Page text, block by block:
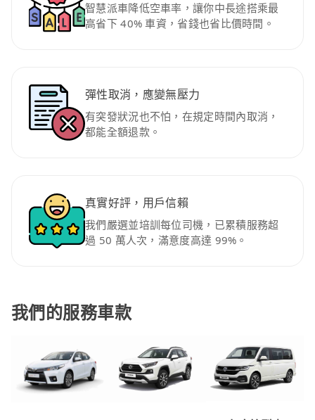
智慧派車降低空車率，讓你中長途搭乘最
高省下 40% 車資，省錢也省比價時間。
彈性取消，應變無壓力
有突發狀況也不怕，在規定時間內取消，
都能全額退款。
真實好評，用戶信賴
我們嚴選並培訓每位司機，已累積服務超
過 50 萬人次，滿意度高達 99%。
我們的服務車款